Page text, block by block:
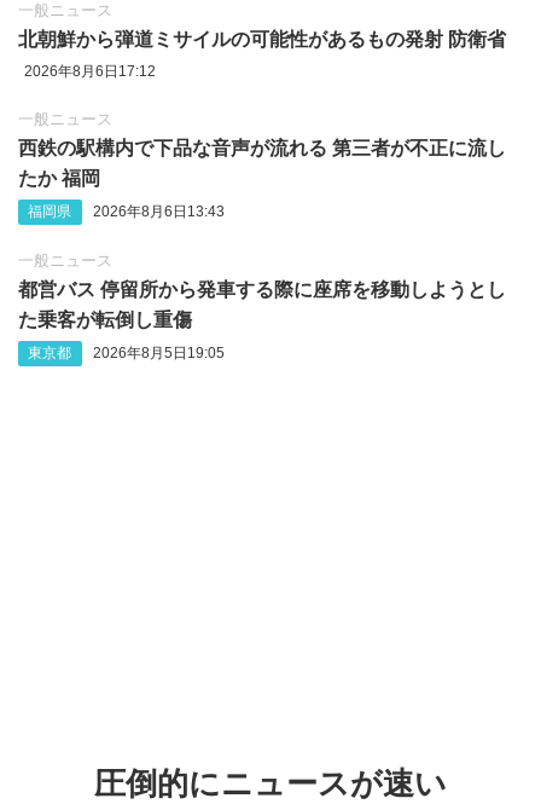
一般ニュース
北朝鮮から弾道ミサイルの可能性があるもの発射 防衛省
2026年8月6日17:12
一般ニュース
西鉄の駅構内で下品な音声が流れる 第三者が不正に流し
たか 福岡
福岡県 2026年8月6日13:43
一般ニュース
都営バス 停留所から発車する際に座席を移動しようとし
た乗客が転倒し重傷
東京都 2026年8月5日19:05
圧倒的にニュースが速い